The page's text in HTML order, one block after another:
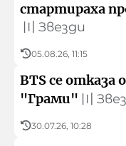
стартираха
〣 Звезди
05.08.26, 11:15
BTS се отказа
"Грами" 〣
30.07.26, 10:28